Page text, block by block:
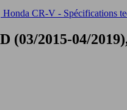
Honda CR-V - Spécifications
(03/2015-04/